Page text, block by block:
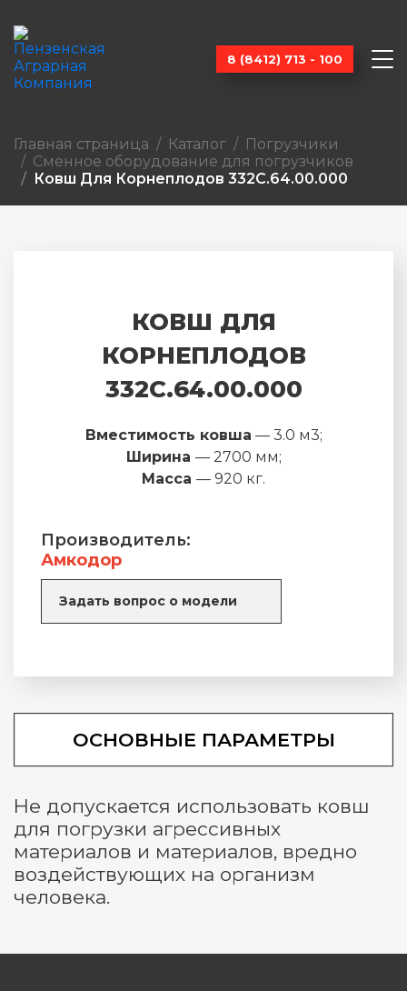
8 (8412) 713 - 100
Главная страница Каталог
Погрузчики
Сменное оборудование для погрузчиков
Ковш Для Корнеплодов 332С.64.00.000
КОВШ ДЛЯ
КОРНЕПЛОДОВ
332С.64.00.000
Вместимость ковша — 3.0 м3;
Ширина — 2700 мм;
Масса — 920 кг.
Производитель:
Амкодор
Задать вопрос о модели
ОСНОВНЫЕ ПАРАМЕТРЫ
Не допускается использовать ковш
для погрузки агрессивных
материалов и материалов, вредно
воздействующих на организм
человека.